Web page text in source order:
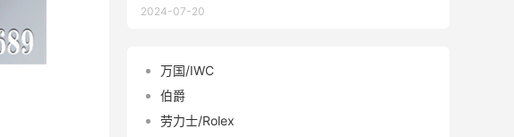
2024-07-20
万国/IWC
伯爵
劳力士/Rolex